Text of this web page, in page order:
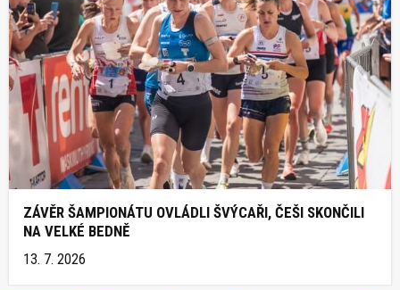
ZÁVĚR ŠAMPIONÁTU OVLÁDLI ŠVÝCAŘI, ČEŠI SKONČILI
NA VELKÉ BEDNĚ
13. 7. 2026